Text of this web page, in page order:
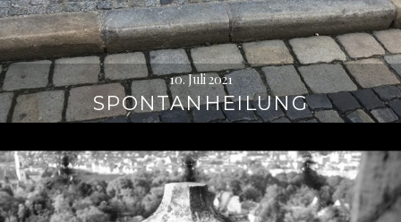
10. Juli 2021
SPONTANHEILUNG